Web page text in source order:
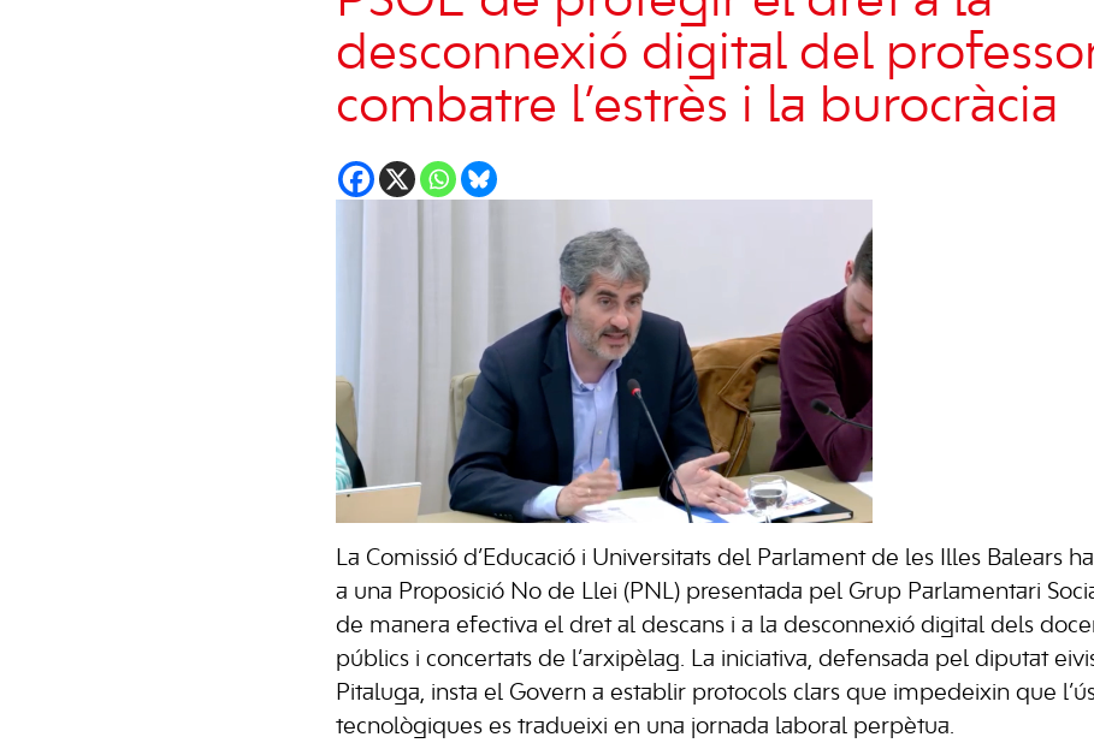
desconnexió digital del
combatre l’estrès i la burocràcia
La Comissió d’Educació i Universitats del Parlament de les Illes Balears
a una Proposició No de Llei (PNL) presentada pel Grup Parlamentari
de manera efectiva el dret al descans i a la desconnexió digital dels
públics i concertats de l’arxipèlag. La iniciativa, defensada pel diputat
Pitaluga, insta el Govern a establir protocols clars que impedeixin que
tecnològiques es tradueixi en una jornada laboral perpètua.